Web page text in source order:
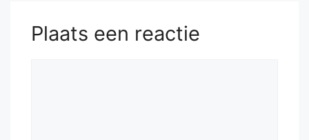
Plaats een reactie